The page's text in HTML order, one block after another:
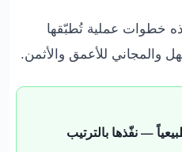
خطوات عملية تُطبّقها
والمجاني للأعمق والأثمن.
— نفّذها بالترتيب